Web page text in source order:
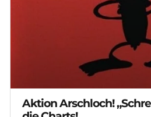
Aktion Arschloch!